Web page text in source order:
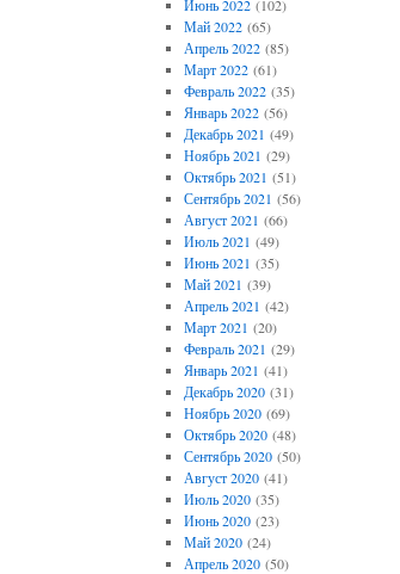
Июнь 2022(102)
Май 2022(65)
Апрель 2022(85)
Март 2022(61)
Февраль 2022(35)
Январь 2022(56)
Декабрь 2021 (49)
Ноябрь 2021 (29)
Октябрь 2021 (51)
Сентябрь 2021 (56)
Август 2021 (66)
Июль 2021 (49)
Июнь 2021 (35)
Май 2021 (39)
Апрель 2021 (42)
Март 2021 (20)
Февраль 2021 (29)
Январь 2021 (41)
Декабрь 2020(31)
Ноябрь 2020(69)
Октябрь 2020(48)
Сентябрь 2020(50)
Август 2020(41)
Июль 2020(35)
Июнь 2020(23)
Май 2020(24)
Апрель 2020(50)